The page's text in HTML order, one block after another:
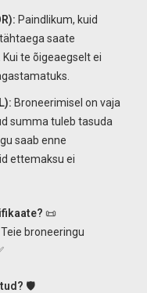
Paindlikum, kuid
saate
te õigeaegselt ei
Broneerimisel on vaja
summa tuleb tasuda
saab enne
ettemaksu ei
📜
broneeringu
🛡️